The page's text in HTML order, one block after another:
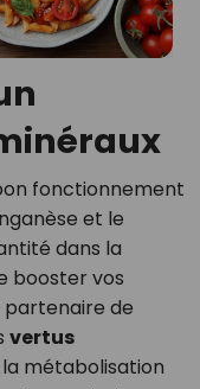
fonctionnement
et le
dans la
booster vos
partenaire de
vertus
métabolisation